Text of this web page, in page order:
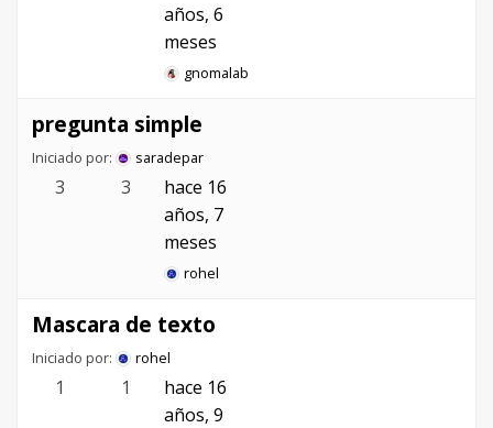
años, 6
meses
gnomalab
pregunta simple
Iniciado por: saradepar
3 3
hace 16
años, 7
meses
rohel
Mascara de texto
Iniciado por: rohel
1 1
hace 16
años, 9